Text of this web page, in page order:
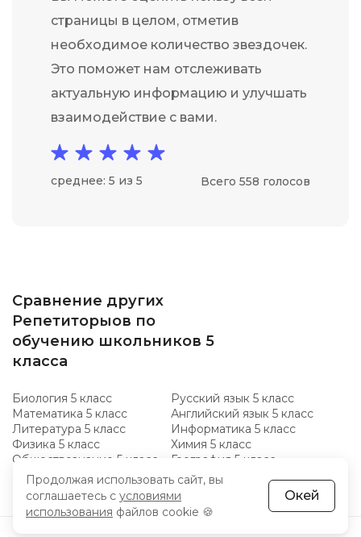
страницы в целом, отметив
необходимое количество звездочек.
Это поможет нам отслеживать
актуальную информацию и улучшать
взаимодействие с вами.
среднее: 5 из 5 Всего 558 голосов
Сравнение других
Репетиторыов по
обучению школьников 5
класса
Биология 5 класс
Русский язык 5 класс
Математика 5 класс
Английский язык 5 класс
Литература 5 класс
Информатика 5 класс
Физика 5 класс
Химия 5 класс
Обществознание 5 класс
География 5 класс
Продолжая использовать сайт, вы
соглашаетесь с условиями
использования файлов cookie 🍪
Окей